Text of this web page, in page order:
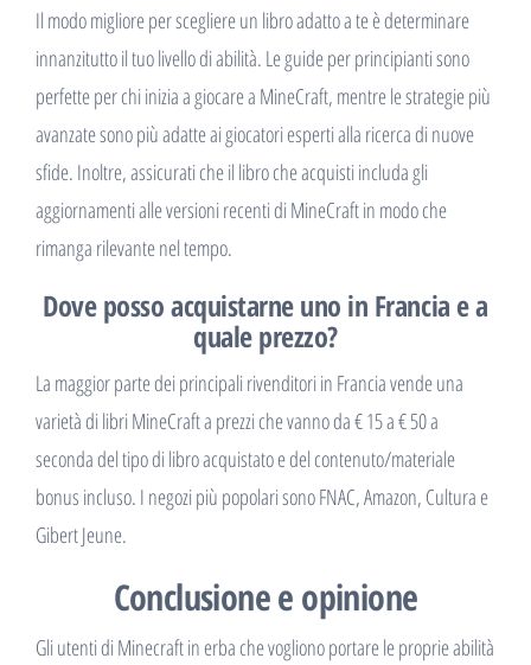
Il modo migliore per scegliere un libro adatto a te è determinare
innanzitutto il tuo livello di abilità. Le guide per principianti sono
perfette per chi inizia a giocare a MineCraft, mentre le strategie più
avanzate sono più adatte ai giocatori esperti alla ricerca di nuove
sfide. Inoltre, assicurati che il libro che acquisti includa gli
aggiornamenti alle versioni recenti di MineCraft in modo che
rimanga rilevante nel tempo.
Dove posso acquistarne uno in Francia e a
quale prezzo?
La maggior parte dei principali rivenditori in Francia vende una
varietà di libri MineCraft a prezzi che vanno da € 15 a € 50 a
seconda del tipo di libro acquistato e del contenuto/materiale
bonus incluso. I negozi più popolari sono FNAC, Amazon, Cultura e
Gibert Jeune.
Conclusione e opinione
Gli utenti di Minecraft in erba che vogliono portare le proprie abilità